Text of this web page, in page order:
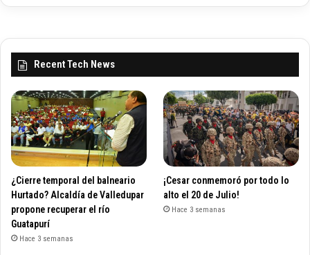
Recent Tech News
¿Cierre temporal del balneario
Hurtado? Alcaldía de Valledupar
propone recuperar el río
Guatapurí
Hace 3 semanas
¡Cesar conmemoró por todo lo
alto el 20 de Julio!
Hace 3 semanas